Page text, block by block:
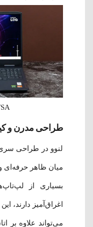
طراحی مدرن و
میان ظاهر حرفه‌ای
بسیاری از
اغراق‌آمیز دارند،
می‌تواند علاوه بر